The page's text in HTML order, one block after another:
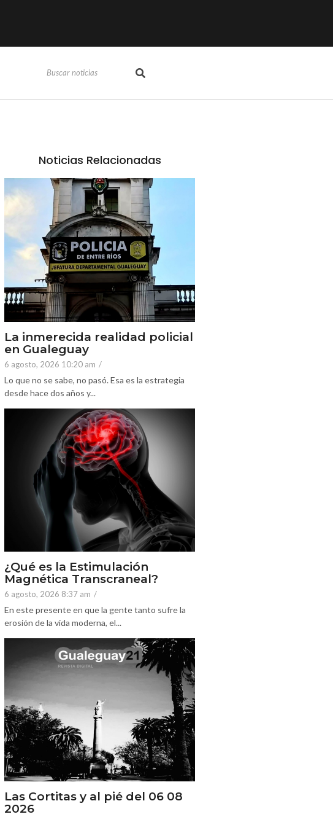
Noticias Relacionadas
La inmerecida realidad policial
en Gualeguay
6 agosto, 2026 10:20 am /
Lo que no se sabe, no pasó. Esa es la estrategia
desde hace dos años y...
¿Qué es la Estimulación
Magnética Transcraneal?
6 agosto, 2026 8:37 am /
En este presente en que la gente tanto sufre la
erosión de la vida moderna, el...
Las Cortitas y al pié del 06 08
2026